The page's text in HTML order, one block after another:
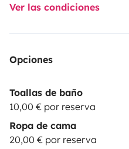
Ver las condiciones
Opciones
Toallas de baño
10,00 € por reserva
Ropa de cama
20,00 € por reserva